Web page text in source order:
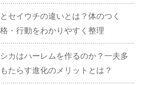
セイウチの違いとは？体のつく
・行動をわかりやすく整理
カはハーレムを作るのか？一夫多
たらす進化のメリットとは？